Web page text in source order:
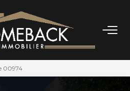
LOUER
00974